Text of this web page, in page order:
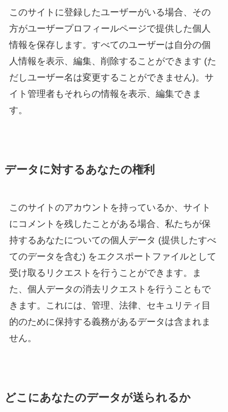
このサイトに登録したユーザーがいる場合、その
方がユーザープロフィールページで提供した個人
情報を保存します。すべてのユーザーは自分の個
人情報を表示、編集、削除することができます (た
だしユーザー名は変更することができません)。サ
イト管理者もそれらの情報を表示、編集できま
す。
データに対するあなたの権利
このサイトのアカウントを持っているか、サイト
にコメントを残したことがある場合、私たちが保
持するあなたについての個人データ (提供したすべ
てのデータを含む) をエクスポートファイルとして
受け取るリクエストを行うことができます。ま
た、個人データの消去リクエストを行うこともで
きます。これには、管理、法律、セキュリティ目
的のために保持する義務があるデータは含まれま
せん。
どこにあなたのデータが送られるか